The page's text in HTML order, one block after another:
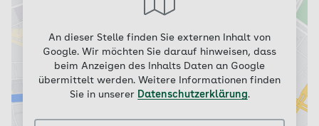
An dieser Stelle finden Sie externen Inhalt von
Google. Wir möchten Sie darauf hinweisen, dass
beim Anzeigen des Inhalts Daten an Google
übermittelt werden. Weitere Informationen finden
Sie in unserer Datenschutzerklärung.